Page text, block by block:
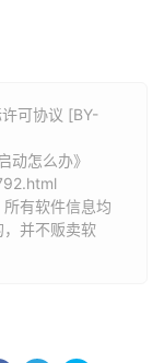
可协议 [BY-
动怎么办》
有软件信息均
并不贩卖软